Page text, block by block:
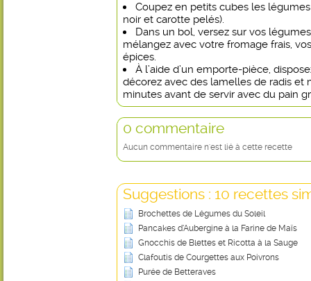
Coupez en petits cubes les
noir et carotte pelés).
Dans un bol, versez sur vos
mélangez avec votre fromage frais,
épices.
À l’aide d’un emporte-pièce,
décorez avec des lamelles de radis et
minutes avant de servir avec du pain
0 commentaire
Aucun commentaire n'est lié à cette recette
Suggestions : 10 recettes
Brochettes de Légumes du Soleil
Pancakes d’Aubergine à la Farine de Maïs
Gnocchis de Blettes et Ricotta à la Sauge
Clafoutis de Courgettes aux Poivrons
Purée de Betteraves